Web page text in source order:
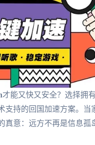
才能又快又安全？选择拥
支持的回国加速方案。当
意：远方不再是信息孤